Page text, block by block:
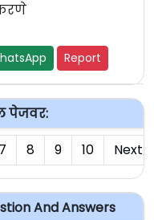
Report
पेजवर:
7 8 9 10 Next
And Answers